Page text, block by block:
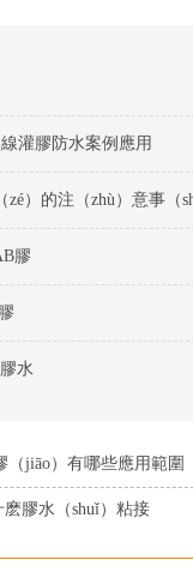
灌膠防水案例應用
膠
水
（jiāo）有哪些應用範圍
膠水（shuǐ）粘接